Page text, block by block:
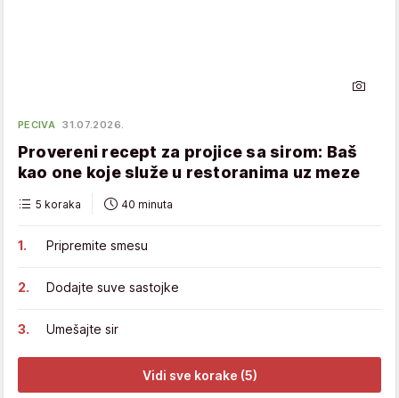
PECIVA 31.07.2026.
Provereni recept za projice sa sirom: Baš
kao one koje služe u restoranima uz meze
5 koraka 40 minuta
Pripremite smesu
Dodajte suve sastojke
Umešajte sir
Vidi sve korake (5)